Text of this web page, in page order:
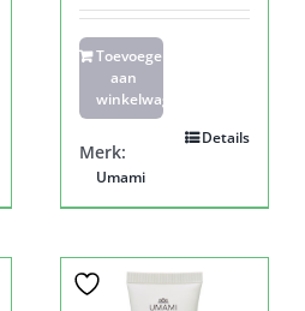
Toevoegen
aan
winkelwagen
Details
Merk:
Umami